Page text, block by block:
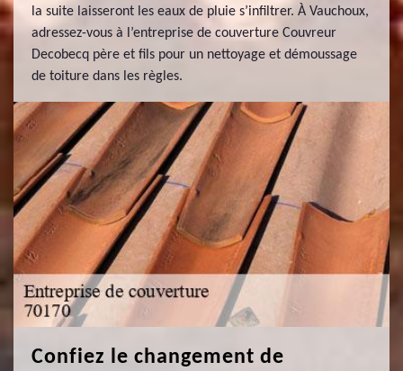
la suite laisseront les eaux de pluie s’infiltrer. À Vauchoux,
adressez-vous à l’entreprise de couverture Couvreur
Decobecq père et fils pour un nettoyage et démoussage
de toiture dans les règles.
Confiez le changement de